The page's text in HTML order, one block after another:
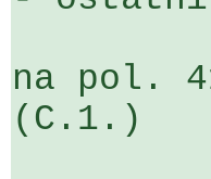
na pol.
(C.1.)